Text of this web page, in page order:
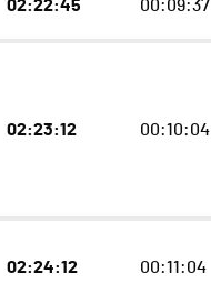
02:22:45 00:09:37
02:23:12 00:10:04
02:24:12 00:11:04